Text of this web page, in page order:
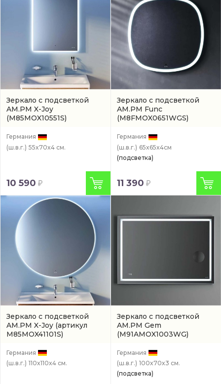
Зеркало с подсветкой
AM.PM X-Joy
(M85MOX10551S)
Германия
(ш.в.г.) 55x70x4 см.
10 590
Зеркало с подсветкой
AM.PM Func
(M8FMOX0651WGS)
Германия
(ш.в.г.) 65x65x4см
(подсветка)
11 390
Зеркало с подсветкой
AM.PM X-Joy (артикул
M85MOX41101S)
Германия
(ш.в.г.) 110x110x4 см.
Зеркало с подсветкой
AM.PM Gem
(M91AMOX1003WG)
Германия
(ш.в.г.) 100x70x3 см.
(подсветка)